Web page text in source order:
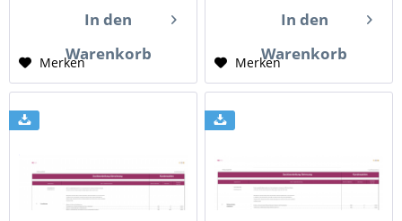
In den
Warenkorb
Merken
sowie auch Service-Levels
zu...
In den
Warenkorb
Merken